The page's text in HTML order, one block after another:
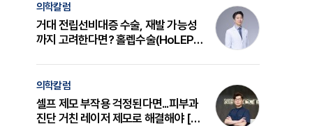
의학칼럼
거대 전립선비대증 수술, 재발 가능성
까지 고려한다면? 홀렙수술(HoLEP)
의학칼럼
셀프 제모 부작용 걱정된다면...피부과
진단 거친 레이저 제모로 해결해야 [변